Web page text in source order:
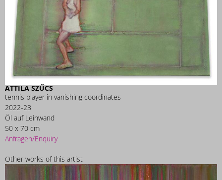
ATTILA SZŰCS
tennis player in vanishing coordinates
2022-23
Öl auf Leinwand
50 x 70 cm
Anfragen/Enquiry
Other works of this artist